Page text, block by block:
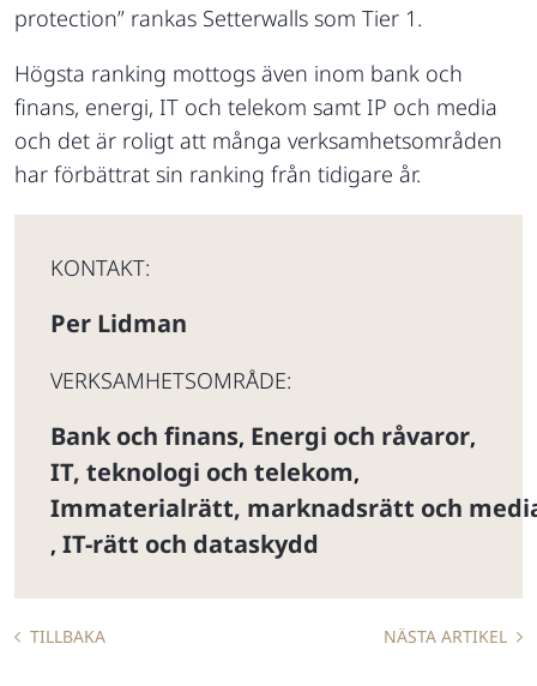
protection” rankas Setterwalls som Tier 1.
Högsta ranking mottogs även inom bank och
finans, energi, IT och telekom samt IP och media
och det är roligt att många verksamhetsområden
har förbättrat sin ranking från tidigare år.
KONTAKT:
Per Lidman
VERKSAMHETSOMRÅDE:
Bank och finans, Energi och råvaror,
IT, teknologi och telekom,
Immaterialrätt, marknadsrätt och
, IT-rätt och dataskydd
TILLBAKA NÄSTA ARTIKEL